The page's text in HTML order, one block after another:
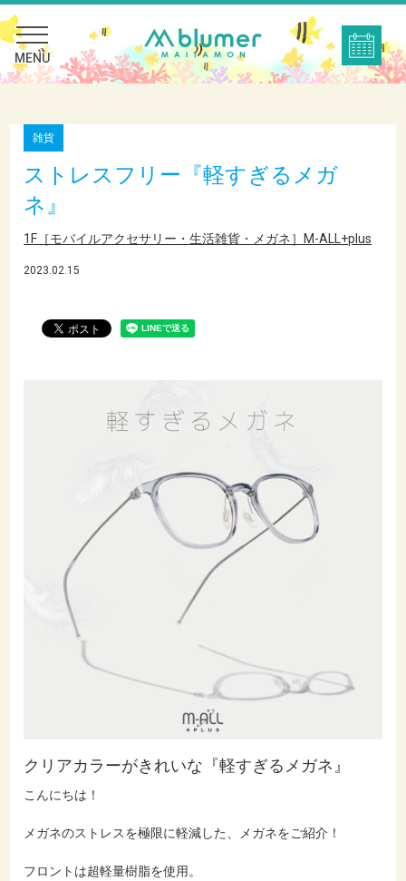
MENU
雑貨
ストレスフリー『軽すぎるメガ
ネ』
1F［モバイルアクセサリー・生活雑貨・メガネ］M-ALL+plus
2023.02.15
クリアカラーがきれいな『軽すぎるメガネ』
こんにちは！
メガネのストレスを極限に軽減した、メガネをご紹介！
フロントは超軽量樹脂を使用。